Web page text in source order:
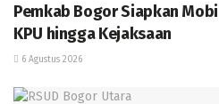
Pemkab Bogor Siapkan
KPU hingga Kejaksaan
6 Agustus 2026